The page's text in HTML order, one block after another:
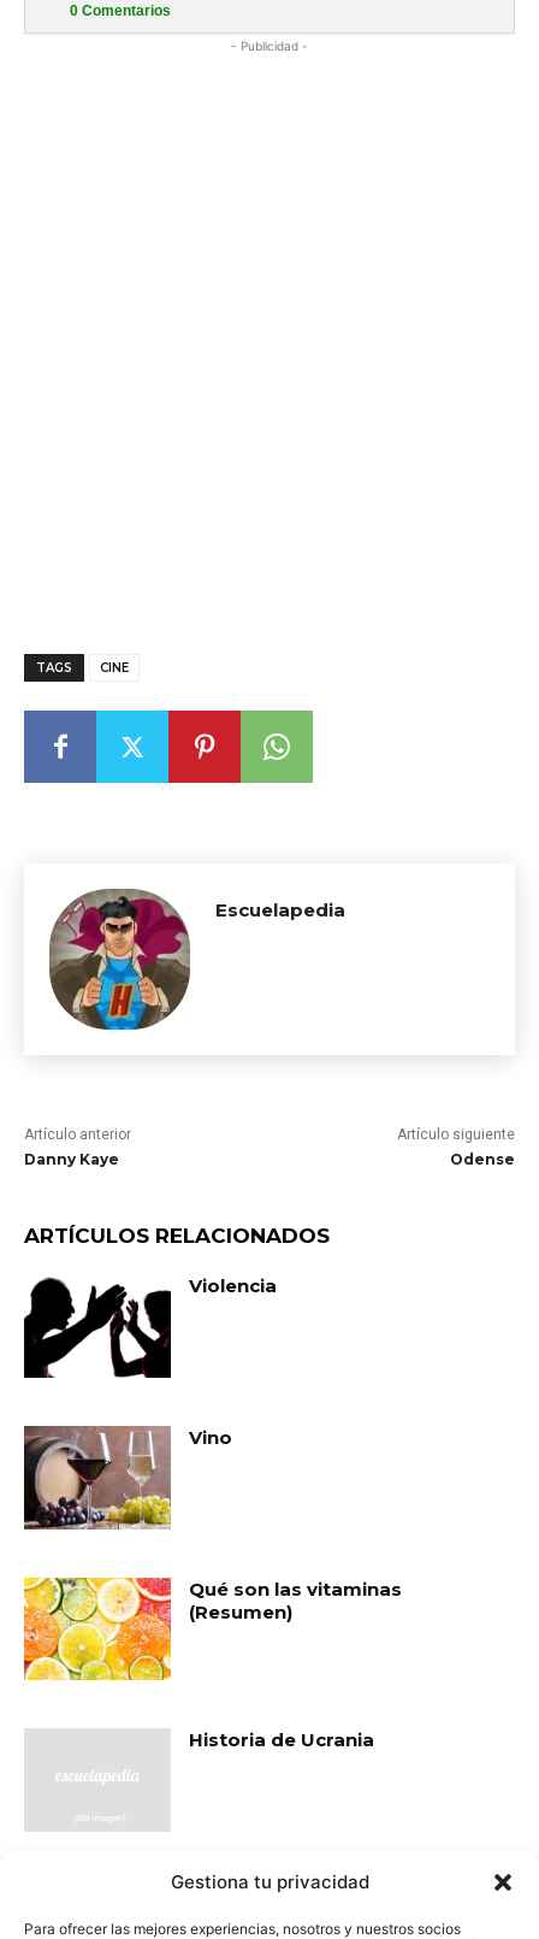
Gestiona tu privacidad
Para ofrecer las mejores experiencias, nosotros y nuestros socios
0 Comentarios
- Publicidad -
TAGS CINE
Escuelapedia
Artículo anterior
Danny Kaye
Artículo siguiente
Odense
ARTÍCULOS RELACIONADOS
Violencia
Vino
Qué son las vitaminas
(Resumen)
Historia de Ucrania